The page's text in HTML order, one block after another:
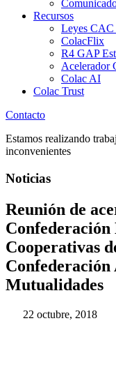
Recursos
Leyes CAC
ColacFlix
R4 GAP
Acelerador
Colac AI
Colac Trust
Contacto
Estamos realizando
inconvenientes
Noticias
Reunión de
Cooperativas
Mutualidades
22 octubre, 2018